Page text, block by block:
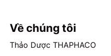
trang
sản
phẩm
Về chúng tôi
Thảo Dược THAPHACO